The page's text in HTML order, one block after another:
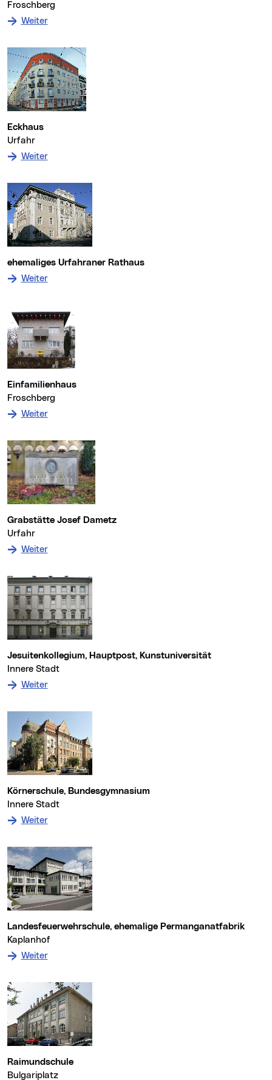
Froschberg
Weiter: zum Denkmal Eckhaus
Eckhaus
Urfahr
Weiter: zum Denkmal Eckhaus
ehemaliges Urfahraner Rathaus
Weiter: zum Denkmal ehemaliges Urfahraner Rathaus
Einfamilienhaus
Froschberg
Weiter: zum Denkmal Einfamilienhaus
Grabstätte Josef Dametz
Urfahr
Weiter: zum Denkmal Grabstätte Josef Dametz
Jesuitenkollegium, Hauptpost, Kunstuniversität
Innere Stadt
Weiter: zum Denkmal Jesuitenkollegium, Hauptpost,
Körnerschule, Bundesgymnasium
Innere Stadt
Weiter: zum Denkmal Körnerschule, Bundesgymnasium
Landesfeuerwehrschule, ehemalige Permanganatfabrik
Kaplanhof
Weiter: zum Denkmal Landesfeuerwehrschule, ehemalige
Raimundschule
Bulgariplatz